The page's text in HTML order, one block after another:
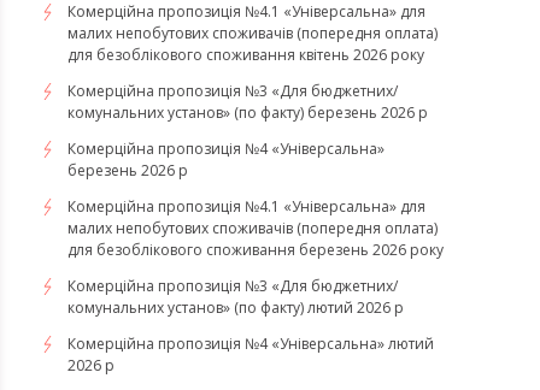
Комерційна пропозиція №4.1 «Універсальна» для
малих непобутових споживачів (попередня оплата)
для безоблікового споживання квітень 2026 року
Комерційна пропозиція №3 «Для бюджетних/
комунальних установ» (по факту) березень 2026 р
Комерційна пропозиція №4 «Універсальна»
березень 2026 р
Комерційна пропозиція №4.1 «Універсальна» для
малих непобутових споживачів (попередня оплата)
для безоблікового споживання березень 2026 року
Комерційна пропозиція №3 «Для бюджетних/
комунальних установ» (по факту) лютий 2026 р
Комерційна пропозиція №4 «Універсальна» лютий
2026 р